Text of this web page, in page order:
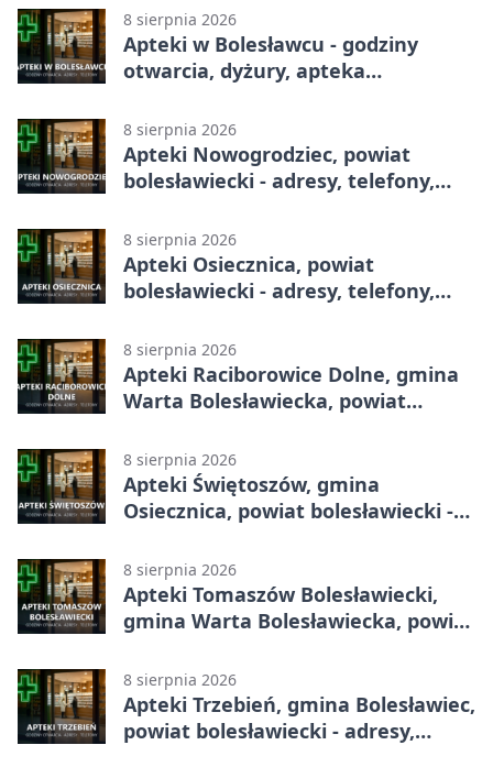
8 sierpnia 2026
Apteki w Bolesławcu - godziny
otwarcia, dyżury, apteka
8 sierpnia 2026
Apteki Nowogrodziec, powiat
bolesławiecki - adresy, telefony,
8 sierpnia 2026
Apteki Osiecznica, powiat
bolesławiecki - adresy, telefony,
8 sierpnia 2026
Apteki Raciborowice Dolne, gmina
Warta Bolesławiecka, powiat
godziny otwarcia
8 sierpnia 2026
Apteki Świętoszów, gmina
Osiecznica, powiat bolesławiecki -
8 sierpnia 2026
Apteki Tomaszów Bolesławiecki,
gmina Warta Bolesławiecka, powiat
godziny otwarcia
8 sierpnia 2026
Apteki Trzebień, gmina Bolesławiec,
powiat bolesławiecki - adresy,